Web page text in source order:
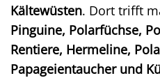
Kältewüsten. Dort trifft
Pinguine, Polarfüchse,
Rentiere, Hermeline,
Papageientaucher und